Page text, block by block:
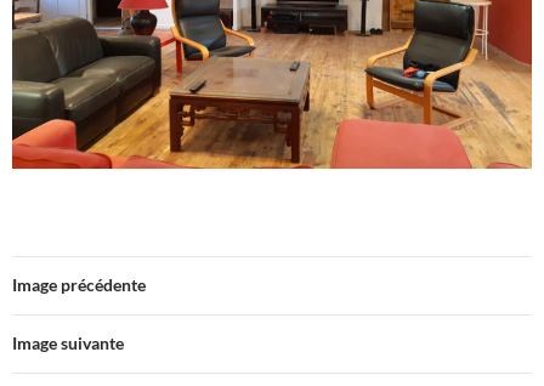
Image précédente
Image suivante